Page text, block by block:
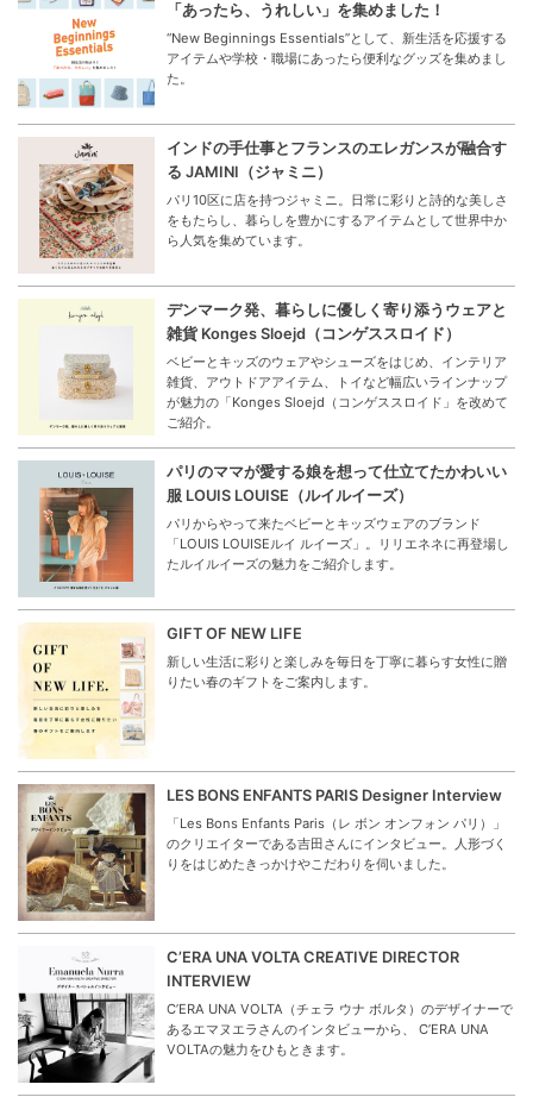
「あったら、うれしい」を集めました！
“New Beginnings Essentials”として、新生活を応援する
アイテムや学校・職場にあったら便利なグッズを集めまし
た。
インドの手仕事とフランスのエレガンスが融合す
る JAMINI（ジャミニ）
パリ10区に店を持つジャミニ。日常に彩りと詩的な美しさ
をもたらし、暮らしを豊かにするアイテムとして世界中か
ら人気を集めています。
デンマーク発、暮らしに優しく寄り添うウェアと
雑貨 Konges Sloejd（コンゲススロイド）
ベビーとキッズのウェアやシューズをはじめ、インテリア
雑貨、アウトドアアイテム、トイなど幅広いラインナップ
が魅力の「Konges Sloejd（コンゲススロイド」を改めて
ご紹介。
パリのママが愛する娘を想って仕立てたかわいい
服 LOUIS LOUISE（ルイルイーズ）
パリからやって来たベビーとキッズウェアのブランド
「LOUIS LOUISEルイ ルイーズ」。リリエネネに再登場し
たルイルイーズの魅力をご紹介します。
GIFT OF NEW LIFE
新しい生活に彩りと楽しみを毎日を丁寧に暮らす女性に贈
りたい春のギフトをご案内します。
LES BONS ENFANTS PARIS Designer Interview
「Les Bons Enfants Paris（レ ボン オンフォン パリ）」
のクリエイターである吉田さんにインタビュー。人形づく
りをはじめたきっかけやこだわりを伺いました。
C’ERA UNA VOLTA CREATIVE DIRECTOR
INTERVIEW
C’ERA UNA VOLTA（チェラ ウナ ボルタ）のデザイナーで
あるエマヌエラさんのインタビューから、 C’ERA UNA
VOLTAの魅力をひもときます。